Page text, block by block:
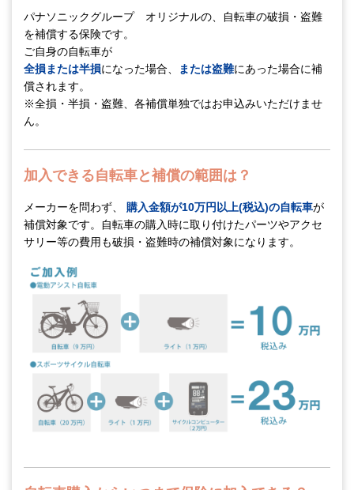
パナソニックグループ オリジナルの、自転車の破損・盗難
を補償する保険です。
ご自身の自転車が
全損または半損になった場合、 または盗難にあった場合に補
償されます。
※全損・半損・盗難、各補償単独ではお申込みいただけませ
ん。
加入できる自転車と補償の範囲は？
メーカーを問わず、 購入金額が10万円以上(税込)の自転車が
補償対象です。自転車の購入時に取り付けたパーツやアクセ
サリー等の費用も破損・盗難時の補償対象になります。